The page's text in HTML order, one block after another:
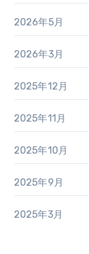
2026年5月
2026年3月
2025年12月
2025年11月
2025年10月
2025年9月
2025年3月